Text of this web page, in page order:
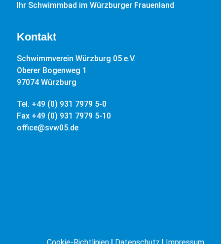
Ihr Schwimmbad im Würzburger Frauenland
Kontakt
Schwimmverein Würzburg 05 e.V.
Oberer Bogenweg 1
97074 Würzburg
Tel. +49 (0) 931 7979 5-0
Fax +49 (0) 931 7979 5-10
office@svw05.de